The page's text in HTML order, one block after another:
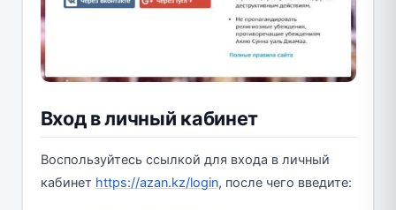
Вход в личный кабинет
Воспользуйтесь ссылкой для входа в личный
кабинет https://azan.kz/login, после чего введите: